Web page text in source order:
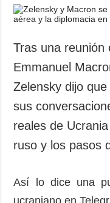
Tras una reunión
Emmanuel
Zelensky dijo
sus
reales de
ruso y los pasos
Así lo dice una
ucraniano en